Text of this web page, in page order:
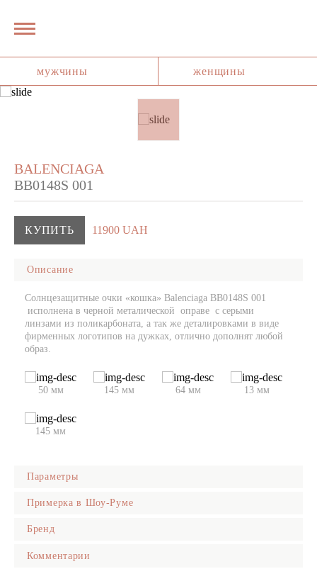
мужчины женщины
BALENCIAGA
BB0148S 001
КУПИТЬ 11900 UAH
Описание
Солнцезащитные очки «кошка» Balenciaga BB0148S 001
исполнена в черной металической оправе с серыми
линзами из поликарбоната, а так же деталировками в виде
фирменных логотипов на дужках, отлично дополнят любой
образ.
50 мм 145 мм 64 мм 13 мм
145 мм
Параметры
Пол
Форма оправы
Цвет оправы
Примерка в Шоу-Руме
Дорогие Друзья, рады пригласить Вас посетить Наш
и трендовые солнцезащитные очки и оправы известнейших
Бренд
Комментарии